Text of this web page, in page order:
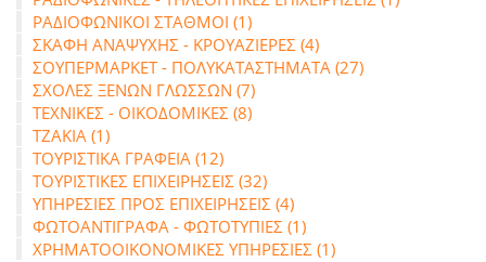
ΡΑΔΙΟΦΩΝΙΚΟΙ ΣΤΑΘΜΟΙ (1)
ΣΚΑΦΗ ΑΝΑΨΥΧΗΣ - ΚΡΟΥΑΖΙΕΡΕΣ (4)
ΣΟΥΠΕΡΜΑΡΚΕΤ - ΠΟΛΥΚΑΤΑΣΤΗΜΑΤΑ (27)
ΣΧΟΛΕΣ ΞΕΝΩΝ ΓΛΩΣΣΩΝ (7)
ΤΕΧΝΙΚΕΣ - ΟΙΚΟΔΟΜΙΚΕΣ (8)
ΤΖΑΚΙΑ (1)
ΤΟΥΡΙΣΤΙΚΑ ΓΡΑΦΕΙΑ (12)
ΤΟΥΡΙΣΤΙΚΕΣ ΕΠΙΧΕΙΡΗΣΕΙΣ (32)
ΥΠΗΡΕΣΙΕΣ ΠΡΟΣ ΕΠΙΧΕΙΡΗΣΕΙΣ (4)
ΦΩΤΟΑΝΤΙΓΡΑΦΑ - ΦΩΤΟΤΥΠΙΕΣ (1)
ΧΡΗΜΑΤΟΟΙΚΟΝΟΜΙΚΕΣ ΥΠΗΡΕΣΙΕΣ (1)